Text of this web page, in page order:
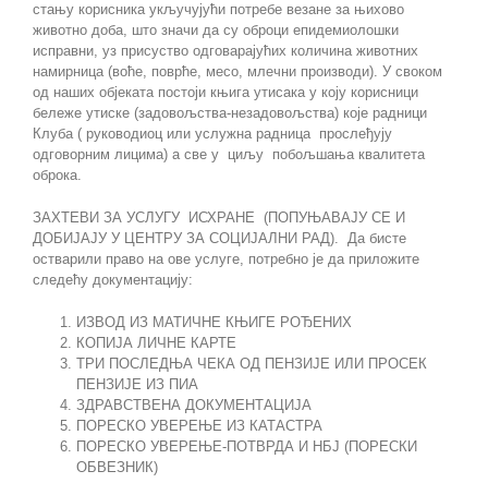
стању корисника укључујући потребе везане за њихово
животно доба, што значи да су оброци епидемиолошки
исправни, уз присуство одговарајућих количина животних
намирница (воће, поврће, месо, млечни производи). У своком
од наших објеката постоји књига утисака у коју корисници
бележе утиске (задовољства-незадовољства) које радници
Клуба ( руководиоц или услужна радница прослеђују
одговорним лицима) а све у циљу побољшања квалитета
оброка.
ЗАХТЕВИ ЗА УСЛУГУ ИСХРАНЕ (ПОПУЊАВАЈУ СЕ И
ДОБИЈАЈУ У ЦЕНТРУ ЗА СОЦИЈАЛНИ РАД). Да бисте
остварили право на ове услуге, потребно је да приложите
следећу документацију:
ИЗВОД ИЗ МАТИЧНЕ КЊИГЕ РОЂЕНИХ
КОПИЈА ЛИЧНЕ КАРТЕ
ТРИ ПОСЛЕДЊА ЧЕКА ОД ПЕНЗИЈЕ ИЛИ ПРОСЕК
ПЕНЗИЈЕ ИЗ ПИА
ЗДРАВСТВЕНА ДОКУМЕНТАЦИЈА
ПОРЕСКО УВЕРЕЊЕ ИЗ КАТАСТРА
ПОРЕСКО УВЕРЕЊЕ-ПОТВРДА И НБЈ (ПОРЕСКИ
ОБВЕЗНИК)